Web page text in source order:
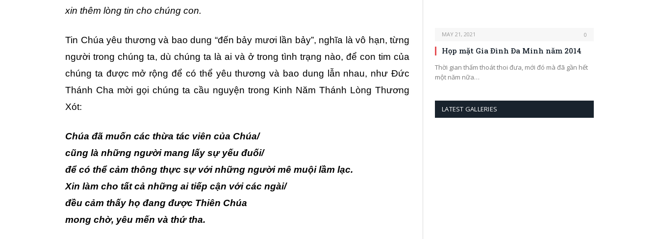
xin thêm lòng tin cho chúng con.
Tin Chúa yêu thương và bao dung “đến bảy mươi lần bảy”, nghĩa là vô hạn, từng
người trong chúng ta, dù chúng ta là ai và ở trong tình trạng nào, để con tim của
chúng ta được mở rộng để có thể yêu thương và bao dung lẫn nhau, như Đức
Thánh Cha mời gọi chúng ta cầu nguyện trong Kinh Năm Thánh Lòng Thương
Xót:
Chúa đã muốn các thừa tác viên của Chúa/
cũng là những người mang lấy sự yếu đuối/
để có thể cảm thông thực sự với những người mê muội lầm lạc.
Xin làm cho tất cả những ai tiếp cận với các ngài/
đều cảm thấy họ đang được Thiên Chúa
mong chờ, yêu mến và thứ tha.
MAY 21, 2021 0
Họp mặt Gia Đình Đa Minh năm 2014
Thời gian thấm thoát thoi đưa, mới đó mà đã gần hết
một năm nữa…
LATEST GALLERIES